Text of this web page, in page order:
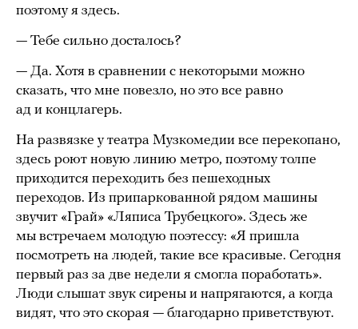
поэтому я здесь.
— Тебе сильно досталось?
— Да. Хотя в сравнении с некоторыми можно
сказать, что мне повезло, но это все равно
ад и концлагерь.
На развязке у театра Музкомедии все перекопано,
здесь роют новую линию метро, поэтому толпе
приходится переходить без пешеходных
переходов. Из припаркованной рядом машины
звучит «Грай» «Ляписа Трубецкого». Здесь же
мы встречаем молодую поэтессу: «Я пришла
посмотреть на людей, такие все красивые. Сегодня
первый раз за две недели я смогла поработать».
Люди слышат звук сирены и напрягаются, а когда
видят, что это скорая — благодарно приветствуют.